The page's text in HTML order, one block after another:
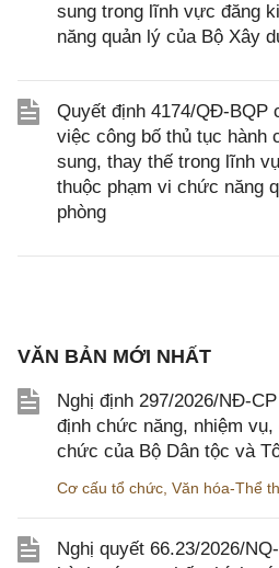
sung trong lĩnh vực đăng
năng quản lý của Bộ Xây
Quyết định 4174/QĐ-BQP
việc công bố thủ tục hành
sung, thay thế trong lĩnh
thuộc phạm vi chức năng
phòng
VĂN BẢN MỚI NHẤT
Nghị định 297/2026/NĐ-
định chức năng, nhiệm
chức của Bộ Dân tộc và
Cơ cấu tổ chức Văn hóa-Thể
Nghị quyết 66.23/2026/